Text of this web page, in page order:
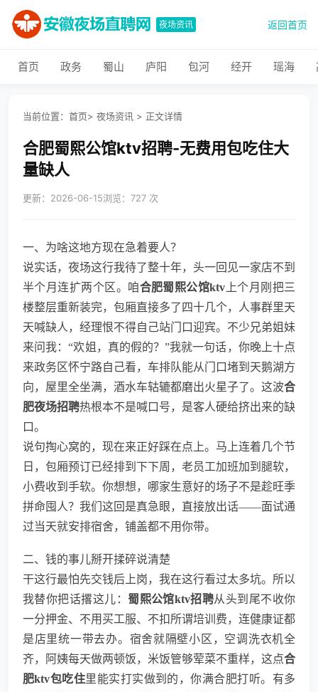
夜场资讯 返回首页
首页 政务 蜀山 庐阳 包河 经开 瑶海
当前位置： 首页> 夜场资讯 > 正文详情
合肥蜀熙公馆ktv招聘-无费用包吃住大
量缺人
更新：2026-06-15浏览：727 次
一、为啥这地方现在急着要人？
说实话，夜场这行我待了整十年，头一回见一家店不到
半个月连扩两个区。咱合肥蜀熙公馆ktv 上个月刚把三
楼整层重新装完，包厢直接多了四十几个，人事群里天
天喊缺人，经理恨不得自己站门口迎宾。不少兄弟姐妹
来问我：“欢姐，真的假的？”我就一句话，你晚上十点
来政务区怀宁路自己看，车排队能从门口堵到天鹅湖方
向，屋里全坐满，酒水车轱辘都磨出火星子了。这波合
肥夜场招聘热根本不是喊口号，是客人硬给挤出来的缺
口。
说句掏心窝的，现在来正好踩在点上。马上连着几个节
日，包厢预订已经排到下下周，老员工加班加到腿软，
小费收到手软。你想想，哪家生意好的场子不是趁旺季
拼命囤人？我们这回是真急眼，直接放出话——面试通
过当天就安排宿舍，铺盖都不用你带。
二、钱的事儿掰开揉碎说清楚
干这行最怕先交钱后上岗，我在这行看过太多坑。所以
我替你把话撂这儿：蜀熙公馆ktv招聘从头到尾不收你
一分押金、不用买工服、不扣所谓培训费，连健康证都
是店里统一带去办。宿舍就隔壁小区，空调洗衣机全
齐，阿姨每天做两顿饭，米饭管够荤菜不重样，这点合
肥ktv包吃住里能实打实做到的，你满合肥打听。有多